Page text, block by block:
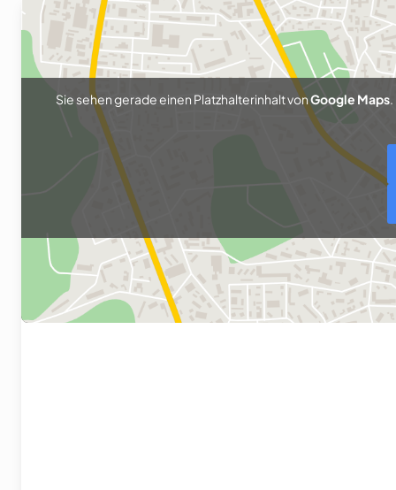
Sie sehen gerade einen Platzhalterinhalt vonGoogle Maps